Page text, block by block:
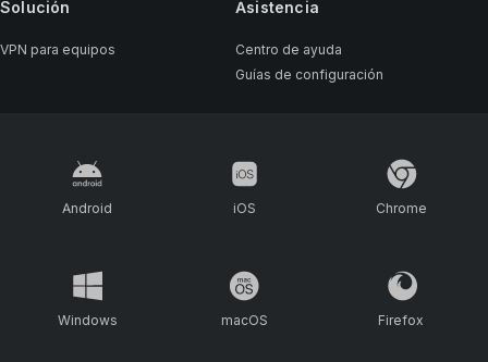
Solución
VPN para equipos
Asistencia
Centro de ayuda
Guías de configuración
Android iOS Chrome
Windows macOS Firefox